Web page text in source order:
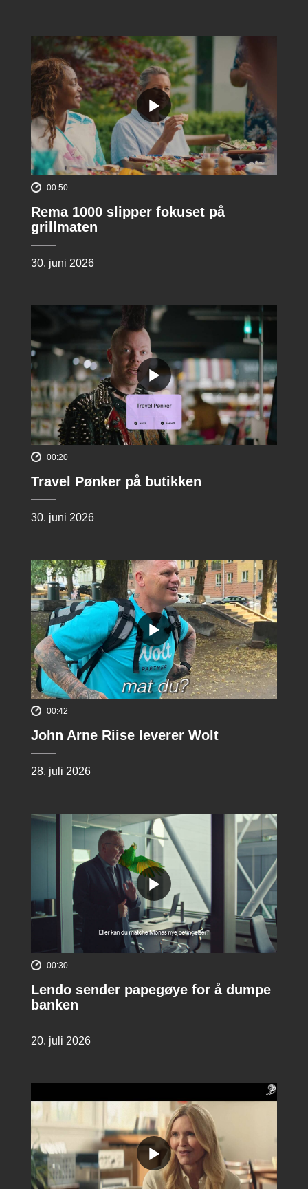
00:50
Rema 1000 slipper fokuset på
grillmaten
30. juni 2026
00:20
Travel Pønker på butikken
30. juni 2026
00:42
John Arne Riise leverer Wolt
28. juli 2026
00:30
Lendo sender papegøye for å dumpe
banken
20. juli 2026